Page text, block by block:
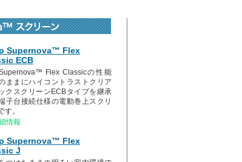
Supernova™ Flex
ECB
Flex Classicの性能
ままにハイコントラストクリア
クスクリーンECBタイプを継承
子台接続仕様の電動巻上スクリ
す。
情報
Supernova™ Flex
J